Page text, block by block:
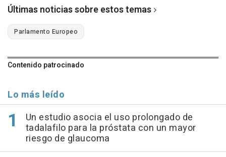
Últimas noticias sobre estos temas
Parlamento Europeo
Contenido patrocinado
Lo más leído
Un estudio asocia el uso prolongado de
tadalafilo para la próstata con un mayor
riesgo de glaucoma